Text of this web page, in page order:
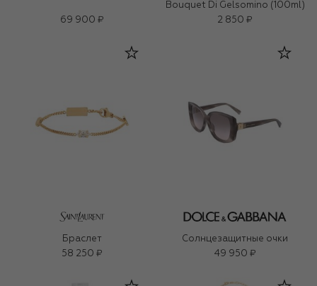
69 900 ₽
Bouquet Di Gelsomino (100ml)
2 850 ₽
Браслет
58 250 ₽
Солнцезащитные очки
49 950 ₽